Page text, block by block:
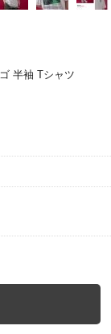
半袖 Tシャツ